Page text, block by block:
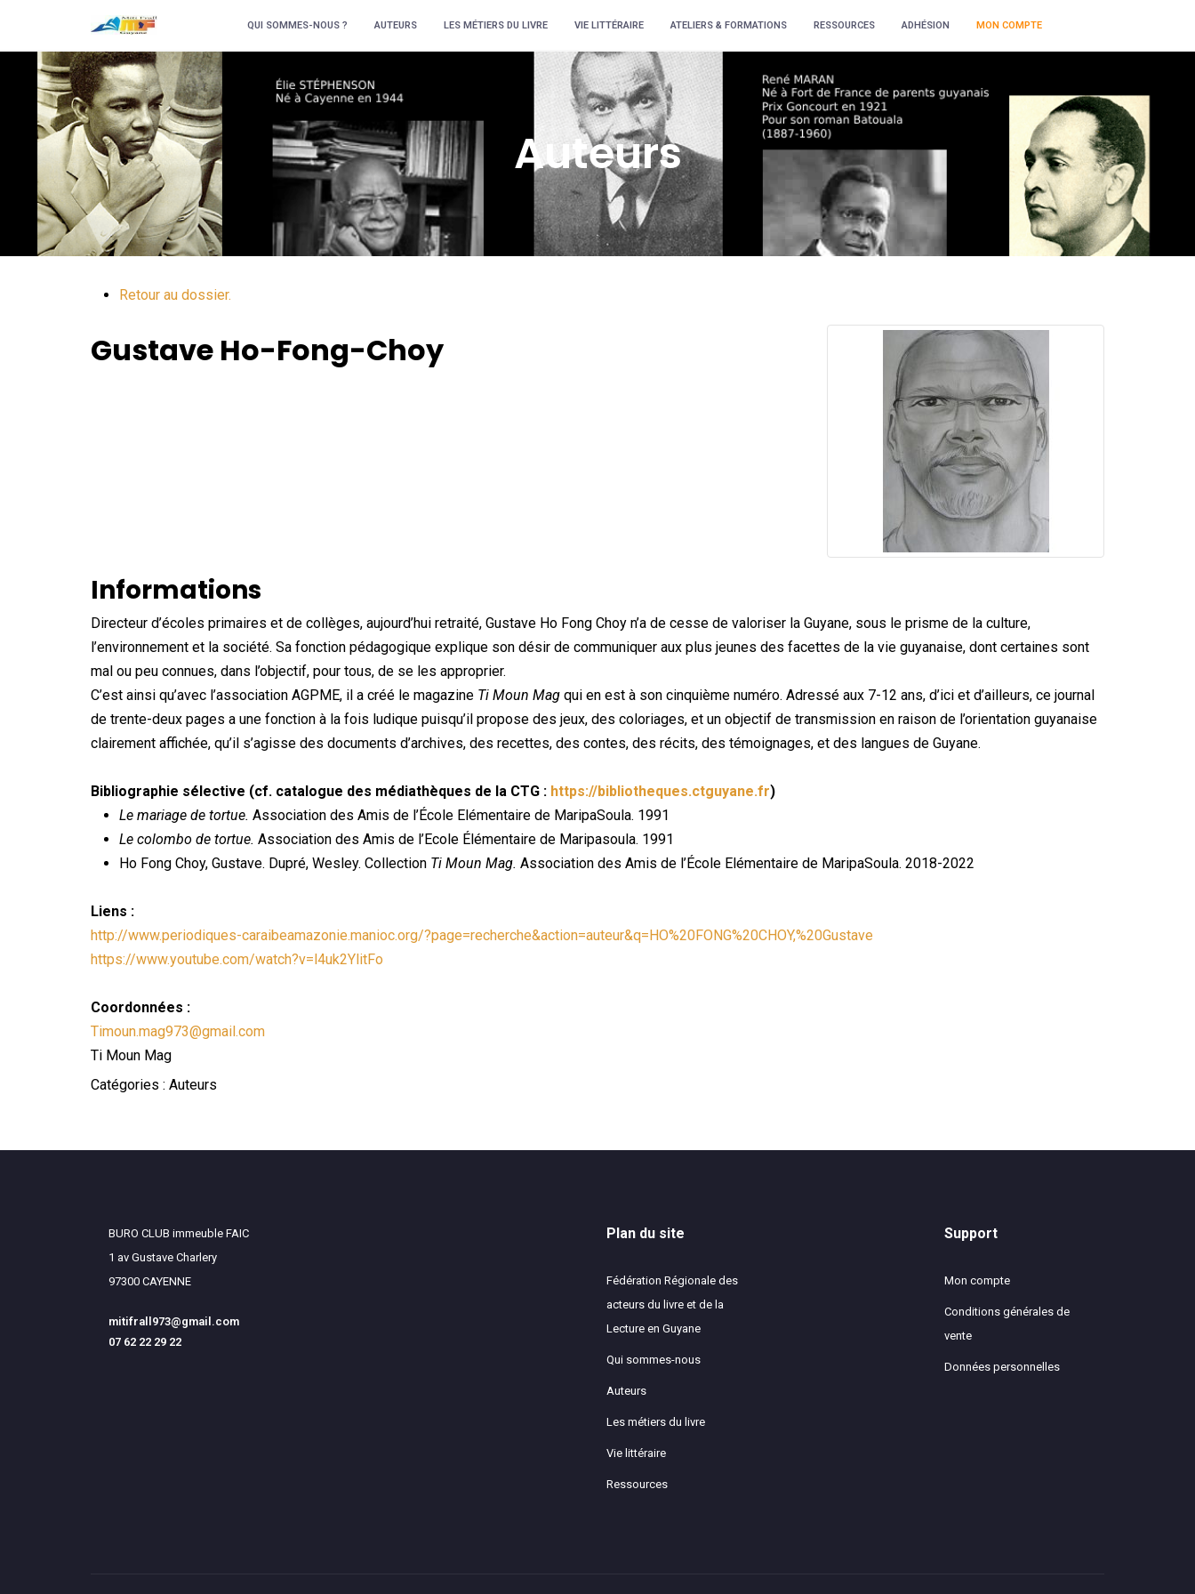
QUI SOMMES-NOUS ? AUTEURS LES MÉTIERS DU LIVRE VIE LITTÉRAIRE ATELIERS & FORMATIONS RESSOURCES ADHÉSION MON COMPTE
Auteurs
Retour au dossier.
Gustave Ho-Fong-Choy
Informations
Directeur d’écoles primaires et de collèges, aujourd’hui retraité, Gustave Ho Fong Choy n’a de cesse de valoriser la Guyane, sous le prisme de la culture,
l’environnement et la société. Sa fonction pédagogique explique son désir de communiquer aux plus jeunes des facettes de la vie guyanaise, dont certaines sont
mal ou peu connues, dans l’objectif, pour tous, de se les approprier.
C’est ainsi qu’avec l’association AGPME, il a créé le magazine Ti Moun Mag qui en est à son cinquième numéro. Adressé aux 7-12 ans, d’ici et d’ailleurs, ce journal
de trente-deux pages a une fonction à la fois ludique puisqu’il propose des jeux, des coloriages, et un objectif de transmission en raison de l’orientation guyanaise
clairement affichée, qu’il s’agisse des documents d’archives, des recettes, des contes, des récits, des témoignages, et des langues de Guyane.
Bibliographie sélective (cf. catalogue des médiathèques de la CTG : https://bibliotheques.ctguyane.fr)
Le mariage de tortue. Association des Amis de l’École Elémentaire de MaripaSoula. 1991
Le colombo de tortue. Association des Amis de l’Ecole Élémentaire de Maripasoula. 1991
Ho Fong Choy, Gustave. Dupré, Wesley. Collection Ti Moun Mag. Association des Amis de l’École Elémentaire de MaripaSoula. 2018-2022
Liens :
http://www.periodiques-caraibeamazonie.manioc.org/?page=recherche&action=auteur&q=HO%20FONG%20CHOY,%20Gustave
https://www.youtube.com/watch?v=l4uk2YlitFo
Coordonnées :
Timoun.mag973@gmail.com
Ti Moun Mag
Catégories : Auteurs
BURO CLUB immeuble FAIC
1 av Gustave Charlery
97300 CAYENNE
mitifrall973@gmail.com
07 62 22 29 22
Plan du site
Fédération Régionale des
acteurs du livre et de la
Lecture en Guyane
Qui sommes-nous
Auteurs
Les métiers du livre
Vie littéraire
Ressources
Support
Mon compte
Conditions générales de
vente
Données personnelles